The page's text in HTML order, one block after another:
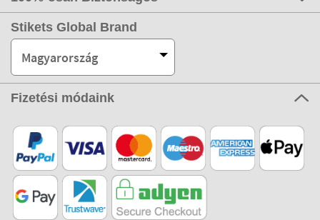
Stikets Global Brand
Magyarország
Fizetési módaink